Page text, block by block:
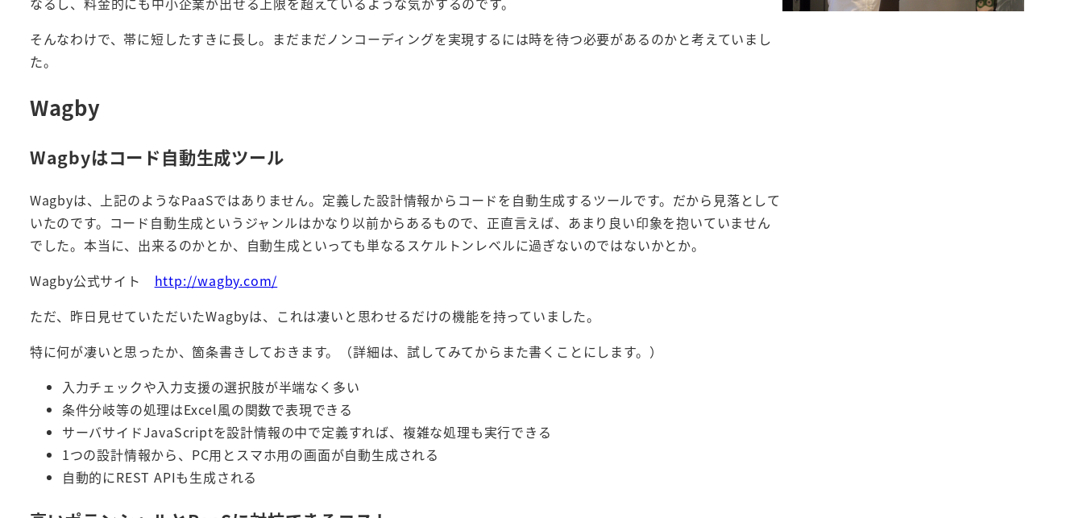
そんなわけで、帯に短したすきに長し。まだまだノンコーディングを実現するには時を待つ必要があるのかと考えていまし
た。
Wagby
Wagbyはコード自動生成ツール
Wagbyは、上記のようなPaaSではありません。定義した設計情報からコードを自動生成するツールです。だから見落として
いたのです。コード自動生成というジャンルはかなり以前からあるもので、正直言えば、あまり良い印象を抱いていません
でした。本当に、出来るのかとか、自動生成といっても単なるスケルトンレベルに過ぎないのではないかとか。
Wagby公式サイト http://wagby.com/
ただ、昨日見せていただいたWagbyは、これは凄いと思わせるだけの機能を持っていました。
特に何が凄いと思ったか、箇条書きしておきます。（詳細は、試してみてからまた書くことにします。）
入力チェックや入力支援の選択肢が半端なく多い
条件分岐等の処理はExcel風の関数で表現できる
サーバサイドJavaScriptを設計情報の中で定義すれば、複雑な処理も実行できる
1つの設計情報から、PC用とスマホ用の画面が自動生成される
自動的にREST APIも生成される